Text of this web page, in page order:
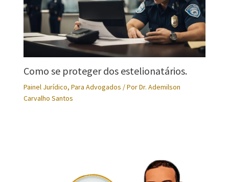
Como se proteger dos estelionatários.
Painel Jurídico, Para Advogados / PorDr. Ademilson
Carvalho Santos